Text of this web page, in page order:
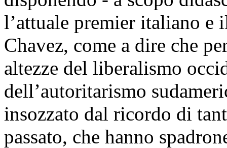
l’attuale premier italiano e
Chavez, come a dire che
altezze del liberalismo
dell’autoritarismo
insozzato dal ricordo di
passato, che hanno